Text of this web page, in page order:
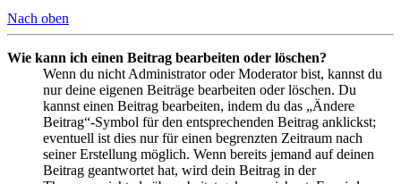
Nach oben
Wie kann ich einen Beitrag bearbeiten oder löschen?
Wenn du nicht Administrator oder Moderator bist, kannst du
nur deine eigenen Beiträge bearbeiten oder löschen. Du
kannst einen Beitrag bearbeiten, indem du das „Ändere
Beitrag“-Symbol für den entsprechenden Beitrag anklickst;
eventuell ist dies nur für einen begrenzten Zeitraum nach
seiner Erstellung möglich. Wenn bereits jemand auf deinen
Beitrag geantwortet hat, wird dein Beitrag in der